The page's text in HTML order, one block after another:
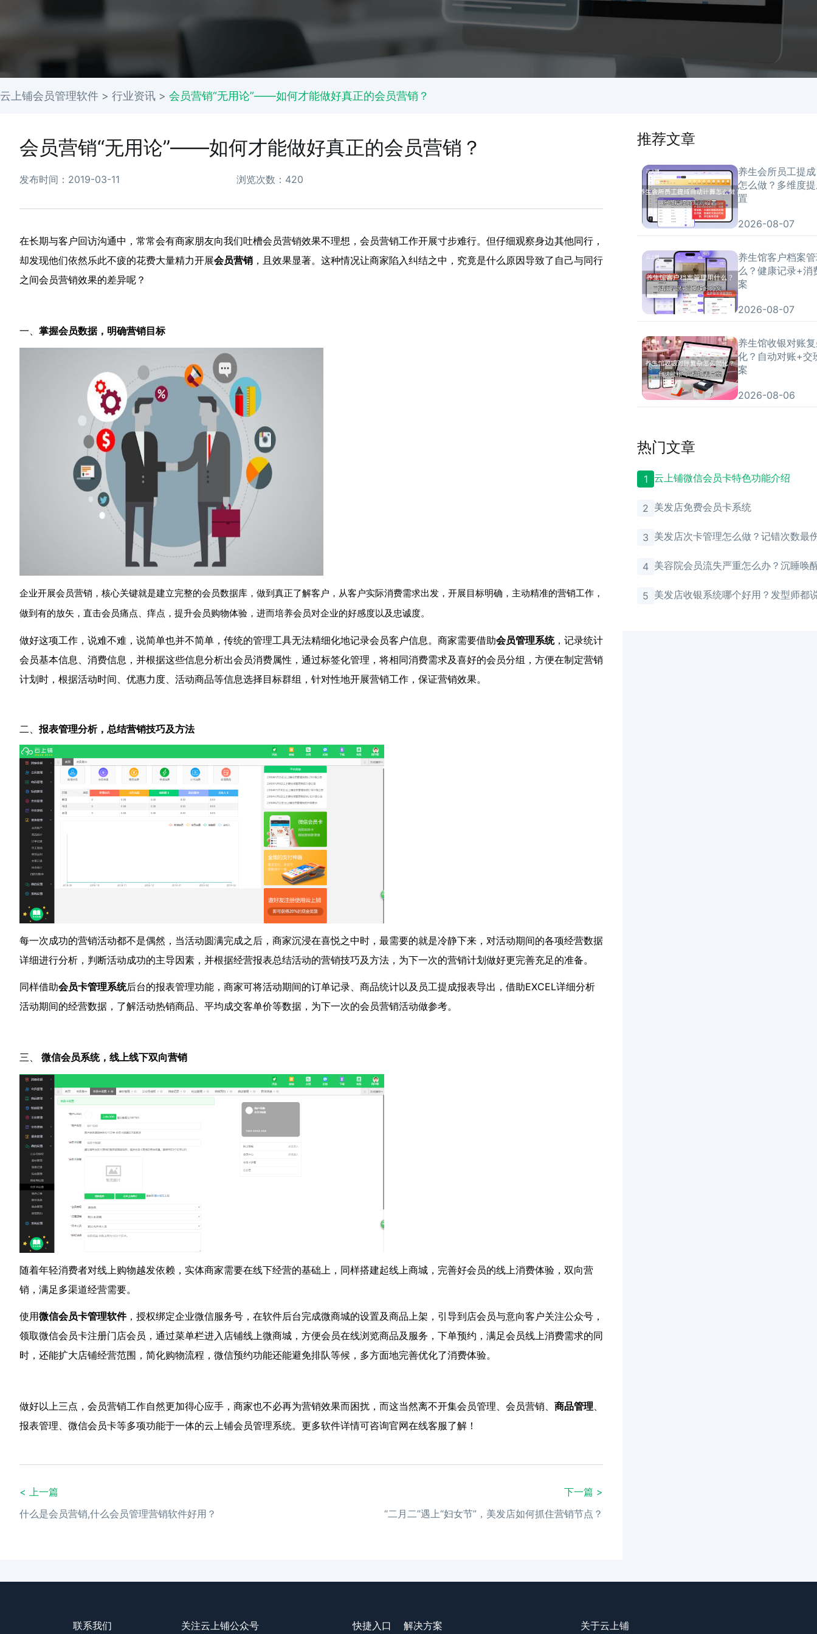
云上铺会员管理软件 > 行业资讯 > 会员营销“无用论”——如何才能做好真正的会员营销？
会员营销“无用论”——如何才能做好真正的会员营销？
发布时间：2019-03-11 浏览次数：420
在长期与客户回访沟通中，常常会有商家朋友向我们吐槽会员营销效果不理想，会员营销工作开展寸步难行。但仔细观察身边其他同行，
却发现他们依然乐此不疲的花费大量精力开展会员营销 ，且效果显著。这种情况让商家陷入纠结之中，究竟是什么原因导致了自己与同行
之间会员营销效果的差异呢？
一、 掌握会员数据，明确营销目标
企业开展会员营销，核心关键就是建立完整的会员数据库，做到真正了解客户，从客户实际消费需求出发，开展目标明确，主动精准的营销工作，
做到有的放矢，直击会员痛点、痒点，提升会员购物体验，进而培养会员对企业的好感度以及忠诚度。
做好这项工作，说难不难，说简单也并不简单，传统的管理工具无法精细化地记录会员客户信息。商家需要借助会员管理系统，记录统计
会员基本信息、消费信息，并根据这些信息分析出会员消费属性，通过标签化管理，将相同消费需求及喜好的会员分组，方便在制定营销
计划时，根据活动时间、优惠力度、活动商品等信息选择目标群组，针对性地开展营销工作，保证营销效果。
二、 报表管理分析，总结营销技巧及方法
每一次成功的营销活动都不是偶然，当活动圆满完成之后，商家沉浸在喜悦之中时，最需要的就是冷静下来，对活动期间的各项经营数据
详细进行分析，判断活动成功的主导因素，并根据经营报表总结活动的营销技巧及方法，为下一次的营销计划做好更完善充足的准备。
同样借助会员卡管理系统后台的报表管理功能，商家可将活动期间的订单记录、商品统计以及员工提成报表导出，借助EXCEL详细分析
活动期间的经营数据，了解活动热销商品、平均成交客单价等数据，为下一次的会员营销活动做参考。
三、 微信会员系统，线上线下双向营销
随着年轻消费者对线上购物越发依赖，实体商家需要在线下经营的基础上，同样搭建起线上商城，完善好会员的线上消费体验，双向营
销，满足多渠道经营需要。
使用微信会员卡管理软件，授权绑定企业微信服务号，在软件后台完成微商城的设置及商品上架，引导到店会员与意向客户关注公众号，
领取微信会员卡注册门店会员，通过菜单栏进入店铺线上微商城，方便会员在线浏览商品及服务，下单预约，满足会员线上消费需求的同
时，还能扩大店铺经营范围，简化购物流程，微信预约功能还能避免排队等候，多方面地完善优化了消费体验。
做好以上三点，会员营销工作自然更加得心应手，商家也不必再为营销效果而困扰，而这当然离不开集会员管理、会员营销、 商品管理、
报表管理、微信会员卡等多项功能于一体的云上铺会员管理系统。更多软件详情可咨询官网在线客服了解！
< 上一篇
什么是会员营销,什么会员管理营销软件好用？
下一篇 >
“二月二”遇上“妇女节”，美发店如何抓住营销节点？
推荐文章
养生会所员工提
怎么做？多维度
置
2026-08-07
养生馆客户档案
么？健康记录+消
案
2026-08-07
养生馆收银对账
化？自动对账+交
案
2026-08-06
热门文章
1 云上铺微信会员卡特色功能介绍
2 美发店免费会员卡系统
3 美发店次卡管理怎么做？记错次数最
4 美容院会员流失严重怎么办？沉睡唤
5 美发店收银系统哪个好用？发型师都
联系我们 关注云上铺公众号 快捷入口 解决方案 关于云上铺